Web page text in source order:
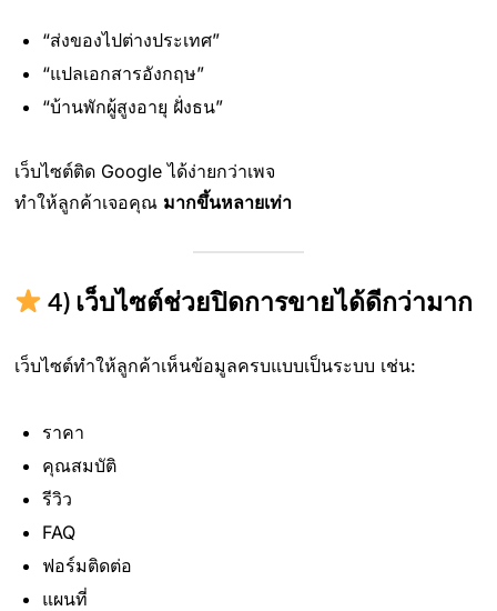
“ส่งของไปต่างประเทศ”
“แปลเอกสารอังกฤษ”
“บ้านพักผู้สูงอายุ ฝั่งธน”
เว็บไซต์ติด Google ได้ง่ายกว่าเพจ
ทำให้ลูกค้าเจอคุณ มากขึ้นหลายเท่า
4) เว็บไซต์ช่วยปิดการขายได้ดีกว่ามาก
เว็บไซต์ทำให้ลูกค้าเห็นข้อมูลครบแบบเป็นระบบ เช่น:
ราคา
คุณสมบัติ
รีวิว
FAQ
ฟอร์มติดต่อ
แผนที่